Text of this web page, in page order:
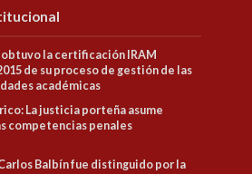
obtuvo la certificación IRAM
de su proceso de gestión de las
académicas
La justicia porteña asume
competencias penales
Carlos Balbín fue distinguido por la